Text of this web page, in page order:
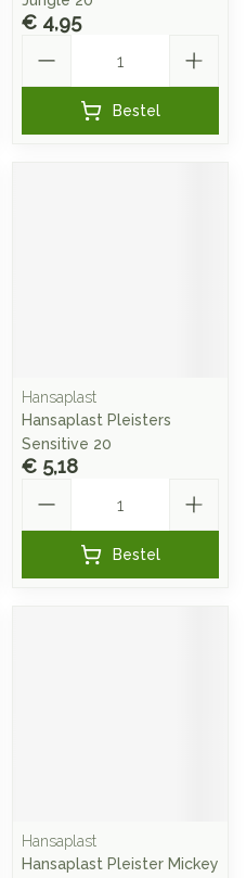
€ 4,95
Bestel
Hansaplast
Hansaplast Pleisters
Sensitive 20
€ 5,18
Bestel
Hansaplast
Hansaplast Pleister Mickey